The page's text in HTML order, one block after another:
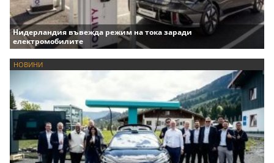
Нидерландия въвежда режим на тока заради
електромобилите
НОВИНИ